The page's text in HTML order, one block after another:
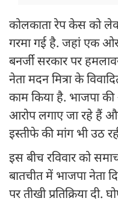
कोलकाता रेप केस को
गरमा गई है. जहां एक
बनर्जी सरकार पर
नेता मदन मित्रा के
काम किया है. भाजपा
आरोप लगाए जा रहे हैं
इस्तीफे की मांग भी उठ
इस बीच रविवार को
बातचीत में भाजपा नेता
पर तीखी प्रतिक्रिया दी.